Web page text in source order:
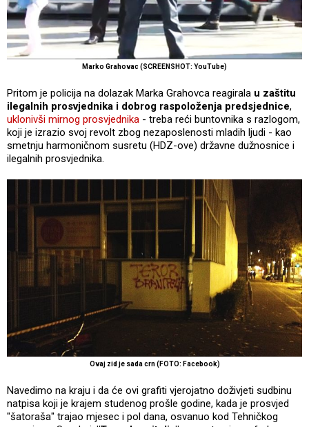
Marko Grahovac (SCREENSHOT: YouTube)
Pritom je policija na dolazak Marka Grahovca reagirala u zaštitu
ilegalnih prosvjednika i dobrog raspoloženja predsjednice,
uklonivši mirnog prosvjednika - treba reći buntovnika s razlogom,
koji je izrazio svoj revolt zbog nezaposlenosti mladih ljudi - kao
smetnju harmoničnom susretu (HDZ-ove) državne dužnosnice i
ilegalnih prosvjednika.
Ovaj zid je sada crn (FOTO: Facebook)
Navedimo na kraju i da će ovi grafiti vjerojatno doživjeti sudbinu
natpisa koji je krajem studenog prošle godine, kada je prosvjed
"šatoraša" trajao mjesec i pol dana, osvanuo kod Tehničkog